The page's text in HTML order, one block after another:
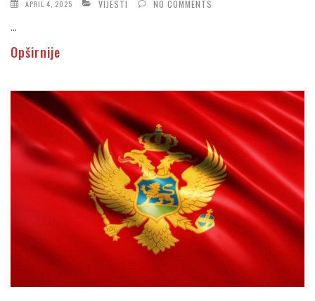
APRIL 4, 2025 VIJESTI NO COMMENTS
...
Opširnije